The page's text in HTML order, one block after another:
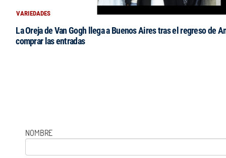
VARIEDADES
La Oreja de Van Gogh llega a Buenos Aires tras el regreso de
comprar las entradas
NOMBRE